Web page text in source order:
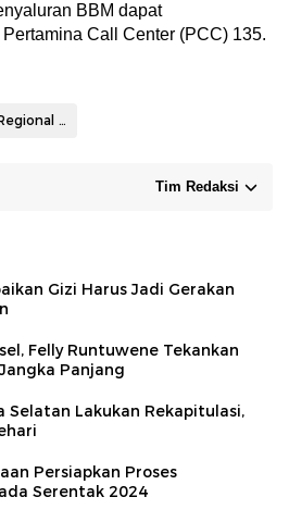
BBM dapat
Call Center (PCC) 135.
Pertamina Regional Sulawesi
Tim Redaksi
Gizi Harus Jadi Gerakan
Felly Runtuwene Tekankan
Panjang
Selatan Lakukan Rekapitulasi,
Persiapkan Proses
Serentak 2024